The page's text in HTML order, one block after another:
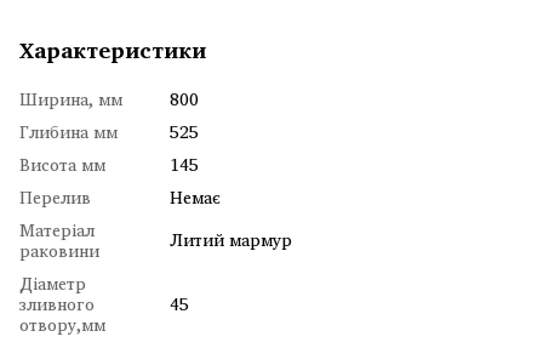
Характеристики
Ширина, мм
800
Глибина мм
525
Висота мм
145
Перелив
Немає
Матеріал
раковини
Литий мармур
Діаметр
зливного
отвору,мм
45